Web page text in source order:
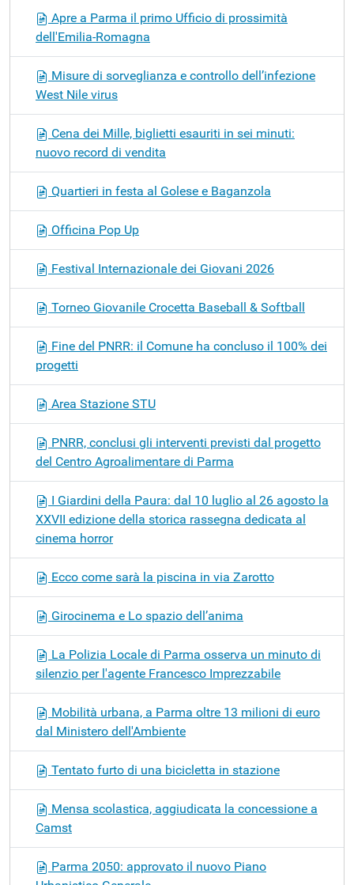
Apre a Parma il primo Ufficio di prossimità
dell'Emilia-Romagna
Misure di sorveglianza e controllo dell’infezione
West Nile virus
Cena dei Mille, biglietti esauriti in sei minuti:
nuovo record di vendita
Quartieri in festa al Golese e Baganzola
Officina Pop Up
Festival Internazionale dei Giovani 2026
Torneo Giovanile Crocetta Baseball & Softball
Fine del PNRR: il Comune ha concluso il 100% dei
progetti
Area Stazione STU
PNRR, conclusi gli interventi previsti dal progetto
del Centro Agroalimentare di Parma
I Giardini della Paura: dal 10 luglio al 26 agosto la
XXVII edizione della storica rassegna dedicata al
cinema horror
Ecco come sarà la piscina in via Zarotto
Girocinema e Lo spazio dell’anima
La Polizia Locale di Parma osserva un minuto di
silenzio per l'agente Francesco Imprezzabile
Mobilità urbana, a Parma oltre 13 milioni di euro
dal Ministero dell'Ambiente
Tentato furto di una bicicletta in stazione
Mensa scolastica, aggiudicata la concessione a
Camst
Parma 2050: approvato il nuovo Piano